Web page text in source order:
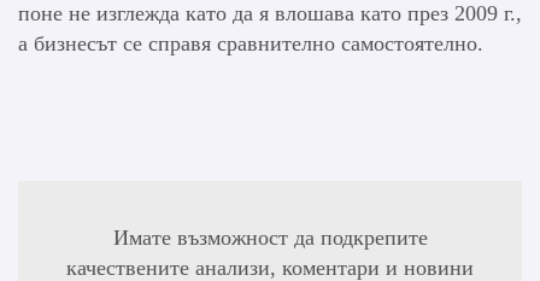
поне не изглежда като да я влошава като през 2009 г.,
а бизнесът се справя сравнително самостоятелно.
Имате възможност да подкрепите
качествените анализи, коментари и новини